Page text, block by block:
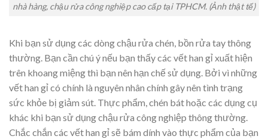
nhà hàng, chậu rửa công nghiệp cao cấp tại TPHCM. (Ảnh thật tế)
Khi bạn sử dụng các dòng chậu rửa chén, bồn rửa tay thông
thường. Bạn cần chú ý nếu bạn thấy các vết han gỉ xuất hiện
trên khoang miệng thì bạn nên hạn chế sử dụng. Bởi vì những
vết han gỉ có chính là nguyên nhân chính gây nên tình trạng
sức khỏe bị giảm sút. Thực phẩm, chén bát hoặc các dụng cụ
khác khi bạn sử dụng chậu rửa công nghiệp thông thường.
Chắc chắn các vết han gỉ sẽ bám dính vào thực phẩm của bạn